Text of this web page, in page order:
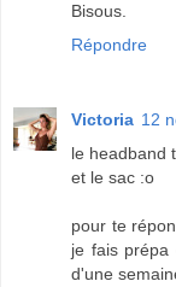
Bisous.
Répondre
Victoria 12
le headband
et le sac :o
pour te
je fais prépa
d'une